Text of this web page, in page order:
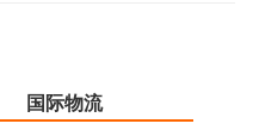
国际物流